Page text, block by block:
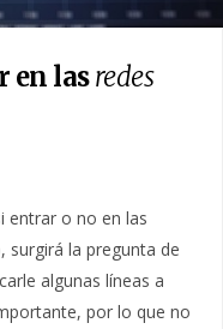
en lasredes
entrar o no en las
surgirá la pregunta de
algunas líneas a
por lo que no